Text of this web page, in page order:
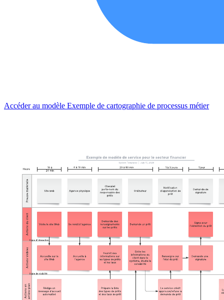
Accéder au modèle Exemple de cartographie de processus métier